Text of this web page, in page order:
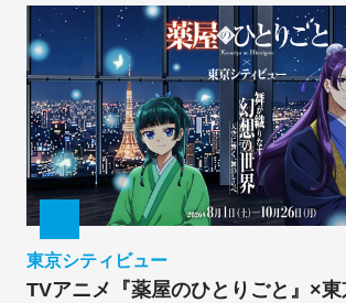
東京シティビュー
TVアニメ『薬屋のひとりごと』×